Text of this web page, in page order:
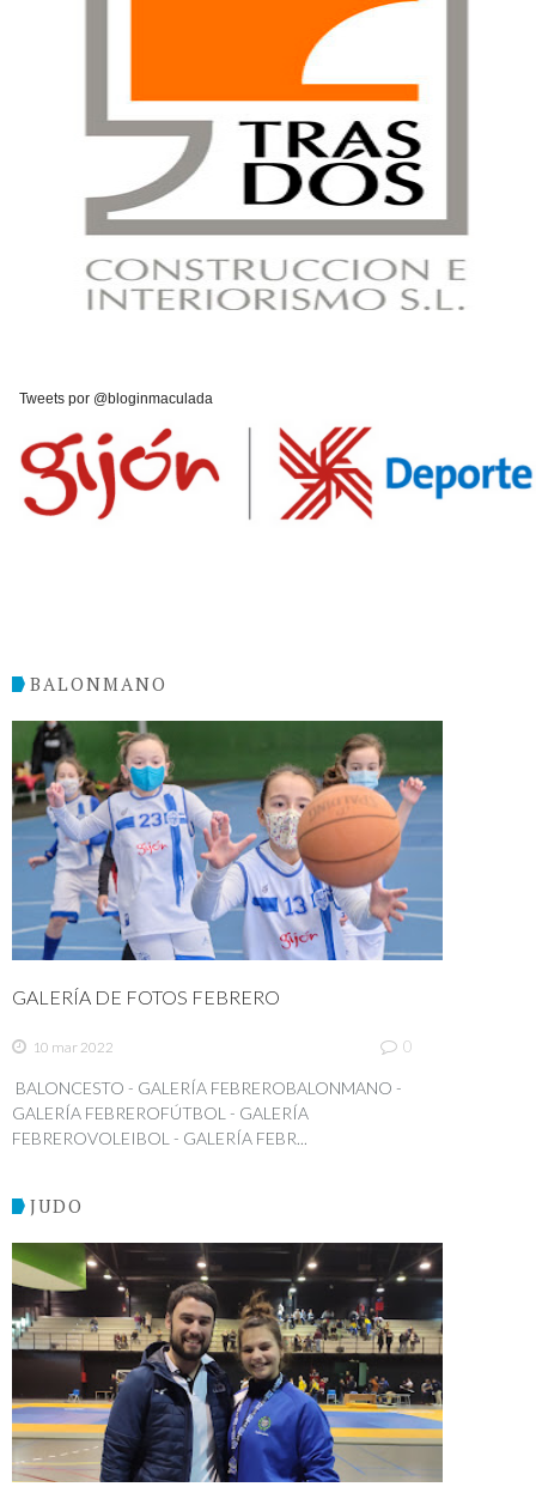
Tweets por @bloginmaculada
BALONMANO
GALERÍA DE FOTOS FEBRERO
10 mar 2022 0
BALONCESTO - GALERÍA FEBREROBALONMANO -
GALERÍA FEBREROFÚTBOL - GALERÍA
FEBREROVOLEIBOL - GALERÍA FEBR...
JUDO